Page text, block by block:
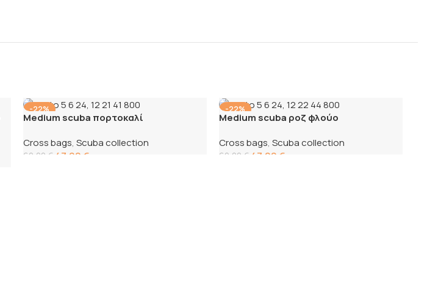
-22%
Medium scuba πορτοκαλί
Cross bags, Scuba collection
60,00 € 47,00 €
-22%
Medium scuba ροζ φλούο
Cross bags, Scuba collection
60,00 € 47,00 €